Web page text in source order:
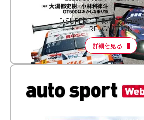
［ SUPER GT 熱闘“再点火
RE:IGNITION
詳細を見る